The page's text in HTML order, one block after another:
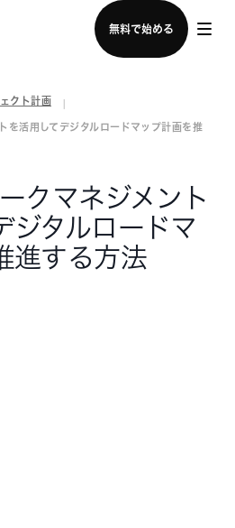
無料で始める
ームに問い合わせる
クト計画
活用してデジタルロードマップ計画を推
クマネジメント
ジタルロードマ
進する方法